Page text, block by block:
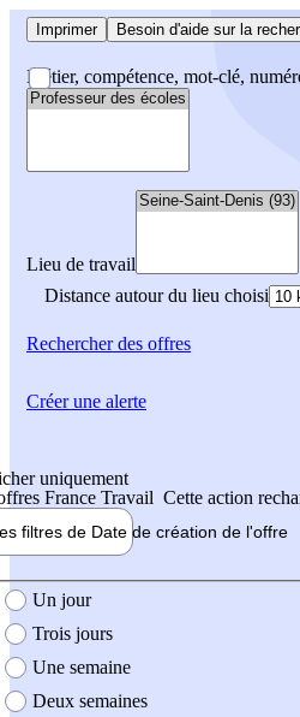
Imprimer Besoin d'aide sur la
Métier, compétence, mot-clé,
Lieu de travail
Distance autour du lieu choisi
Rechercherdes offres
uniquement
France Travail Cette action
filtres de Date de création de l'offre
création de l'offre
Un jour
Trois jours
Une semaine
Deux semaines
Créer une alerte